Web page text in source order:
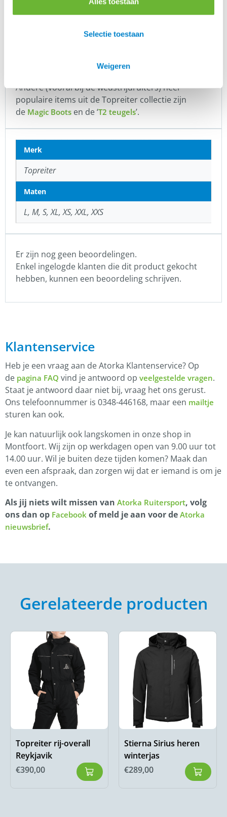
Selectie toestaan
Weigeren
enfleecedekenin de IJslandse
kleuren. En wat dacht je van die
stijgbeugelhouders?
Andere (vooral bij de wedstrijdruiters) heel
populaire items uit de Topreiter collectie zijn
de Magic Boots en de ‘T2 teugels’.
Merk
Topreiter
Maten
L, M, S, XL, XS, XXL, XXS
Er zijn nog geen beoordelingen.
Enkel ingelogde klanten die dit product gekocht
hebben, kunnen een beoordeling schrijven.
Klantenservice
Heb je een vraag aan de Atorka Klantenservice? Op
de pagina FAQ vind je antwoord op veelgestelde vragen.
Staat je antwoord daar niet bij, vraag het ons gerust.
Ons telefoonnummer is 0348-446168, maar een mailtje
sturen kan ook.
Je kan natuurlijk ook langskomen in onze shop in
Montfoort. Wij zijn op werkdagen open van 9.00 uur tot
14.00 uur. Wil je buiten deze tijden komen? Maak dan
even een afspraak, dan zorgen wij dat er iemand is om je
te ontvangen.
Als jij niets wilt missen van Atorka Ruitersport, volg
ons dan op Facebook of meld je aan voor de Atorka
nieuwsbrief.
Gerelateerde producten
Topreiter rij-overall
Reykjavik
€390,00
Stierna Sirius heren
winterjas
€289,00